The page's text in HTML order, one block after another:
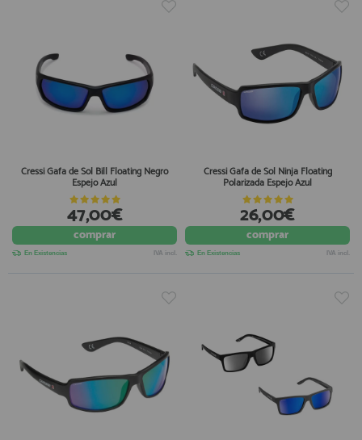
Cressi Gafa de Sol Bill Floating Negro
Espejo Azul
47,00€
comprar
En Existencias IVA incl.
Cressi Gafa de Sol Ninja Floating
Polarizada Espejo Azul
26,00€
comprar
En Existencias IVA incl.